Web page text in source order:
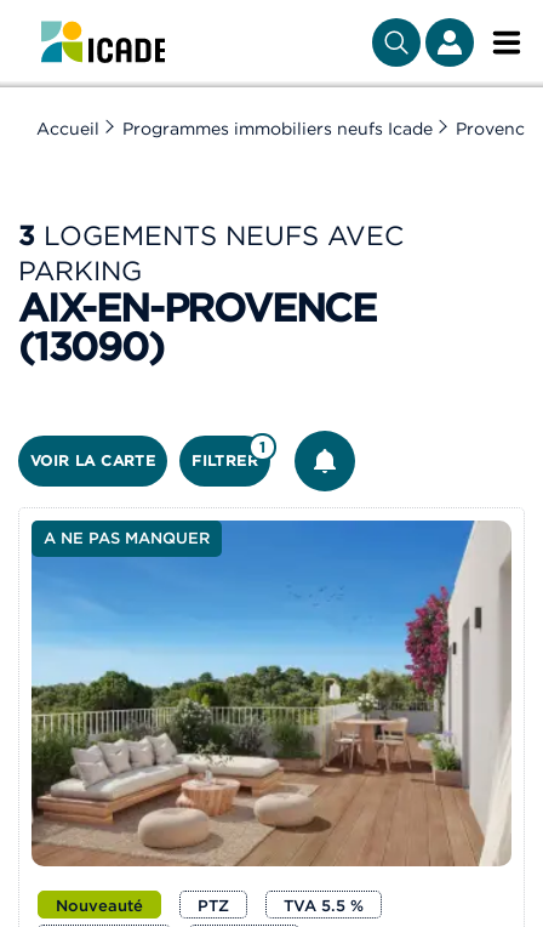
Accueil Programmes immobiliers neufs Icade
3 LOGEMENTS NEUFS AVEC
PARKING
AIX-EN-PROVENCE
(13090)
VOIR LA CARTE FILTRER
1
ÊTRE ALERTÉ
A NE PAS MANQUER
Nouveauté PTZ
TVA 5.5 %